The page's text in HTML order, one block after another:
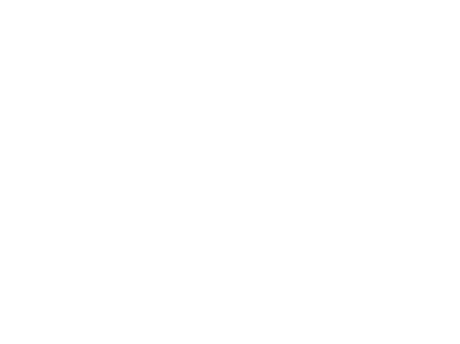
79 cm / 31 in, Color: Negro, Talla: S